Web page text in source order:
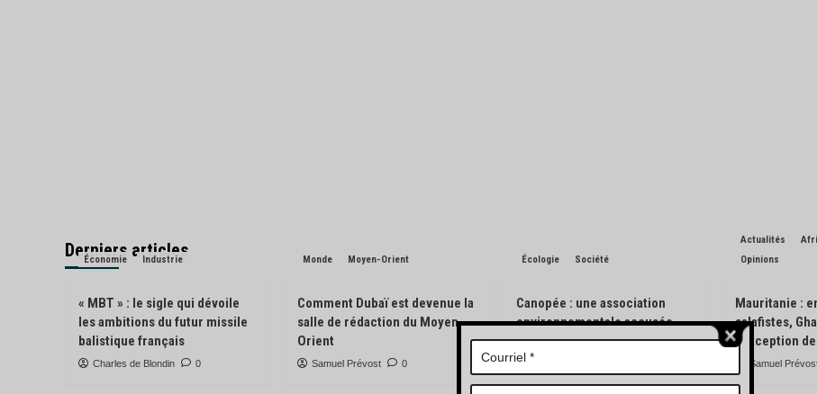
Derniers articles
Économie Industrie
« MBT » : le sigle qui dévoile
les ambitions du futur missile
balistique français
Charles de Blondin 0
Monde Moyen-Orient
Comment Dubaï est devenue la
salle de rédaction du Moyen-
Orient
Samuel Prévost 0
Écologie Société
Canopée : une association
environnementale accusée
d’avoir pisté des engins
forestiers
Charles de Blondin 0
Actualités
Opinions
Mauritanie :
salafistes,
l’exception
Samuel